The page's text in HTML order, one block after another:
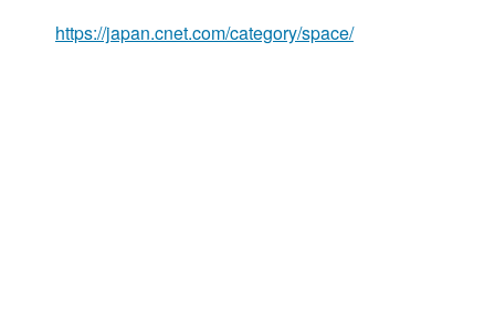
https://japan.cnet.com/category/space/